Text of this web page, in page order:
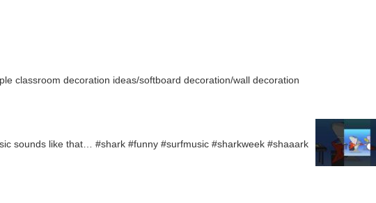
classroom decoration ideas/softboard decoration/wall decoration
Why surf music sounds like that… #shark #funny #surfmusic #sharkweek #shaaark